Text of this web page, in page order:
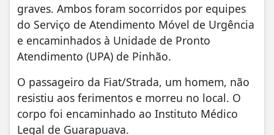
graves. Ambos foram socorridos por equipes
do Serviço de Atendimento Móvel de Urgência
e encaminhados à Unidade de Pronto
Atendimento (UPA) de Pinhão.
O passageiro da Fiat/Strada, um homem, não
resistiu aos ferimentos e morreu no local. O
corpo foi encaminhado ao Instituto Médico
Legal de Guarapuava.